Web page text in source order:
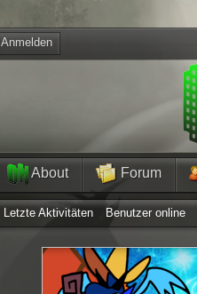
Anmelden
About Forum
Letzte Aktivitäten Benutzer online